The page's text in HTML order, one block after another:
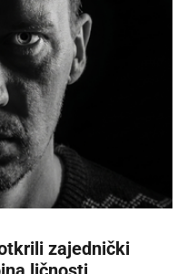
zajednički